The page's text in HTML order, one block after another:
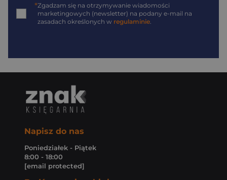
*Zgadzam się na otrzymywanie wiadomości
marketingowych (newsletter) na podany e-mail na
zasadach określonych w regulaminie
Napisz do nas
Poniedziałek - Piątek
8:00 - 18:00
[email protected]